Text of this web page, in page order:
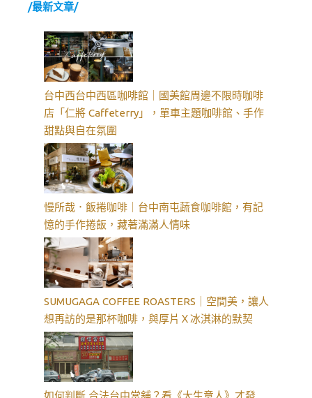
/最新文章/
台中西台中西區咖啡館｜國美館周邊不限時咖啡
店「仁將 Caffeterry」，單車主題咖啡館、手作
甜點與自在氛圍
慢所哉．飯捲咖啡｜台中南屯蔬食咖啡館，有記
憶的手作捲飯，藏著滿滿人情味
SUMUGAGA COFFEE ROASTERS｜空間美，讓人
想再訪的是那杯咖啡，與厚片Ｘ冰淇淋的默契